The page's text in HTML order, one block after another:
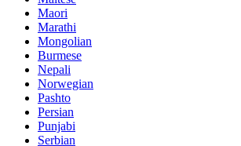
Maori
Marathi
Mongolian
Burmese
Nepali
Norwegian
Pashto
Persian
Punjabi
Serbian